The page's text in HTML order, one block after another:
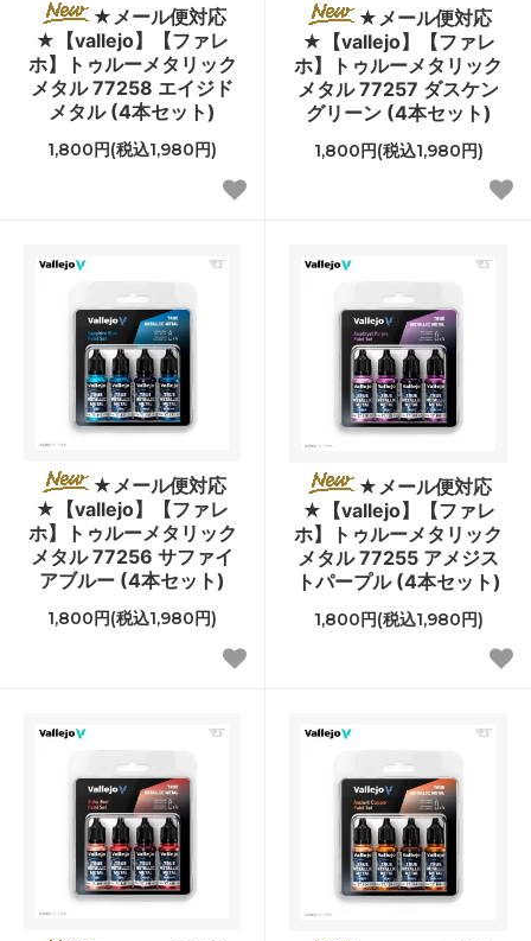
★メール便対応
★【vallejo】【ファレ
ホ】トゥルーメタリック
メタル 77258 エイジド
メタル (4本セット)
1,800円(税込1,980円)
★メール便対応
★【vallejo】【ファレ
ホ】トゥルーメタリック
メタル 77257 ダスケン
グリーン (4本セット)
1,800円(税込1,980円)
★メール便対応
★【vallejo】【ファレ
ホ】トゥルーメタリック
メタル 77256 サファイ
アブルー (4本セット)
1,800円(税込1,980円)
★メール便対応
★【vallejo】【ファレ
ホ】トゥルーメタリック
メタル 77255 アメジス
トパープル (4本セット)
1,800円(税込1,980円)